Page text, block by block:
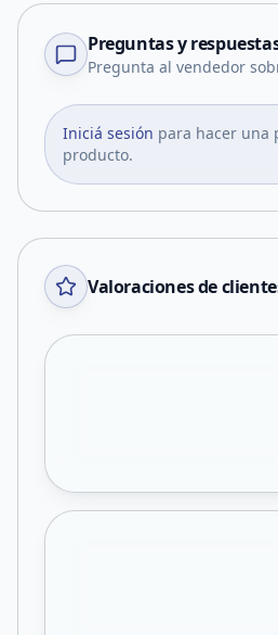
Preguntas y
Pregunta al vendedor
Iniciá sesión para hacer una
producto.
Valoraciones de